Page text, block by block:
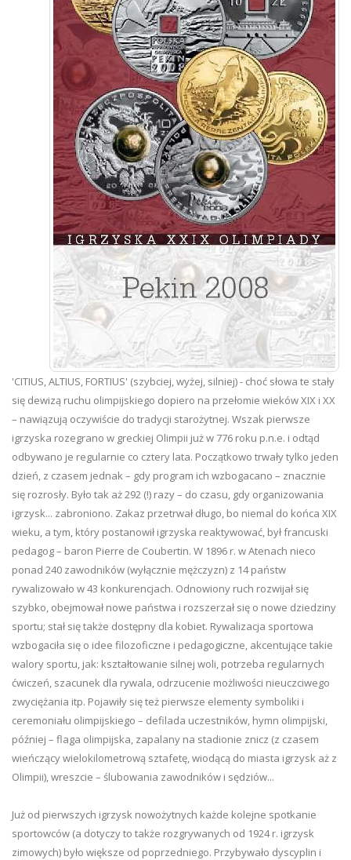
'CITIUS, ALTIUS, FORTIUS' (szybciej, wyżej, silniej) - choć słowa te stały
się dewizą ruchu olimpijskiego dopiero na przełomie wieków XIX i XX
– nawiązują oczywiście do tradycji starożytnej. Wszak pierwsze
igrzyska rozegrano w greckiej Olimpii już w 776 roku p.n.e. i odtąd
odbywano je regularnie co cztery lata. Początkowo trwały tylko jeden
dzień, z czasem jednak – gdy program ich wzbogacano – znacznie
się rozrosły. Było tak aż 292 (!) razy – do czasu, gdy organizowania
igrzysk... zabroniono. Zakaz przetrwał długo, bo niemal do końca XIX
wieku, a tym, który postanowił igrzyska reaktywować, był francuski
pedagog – baron Pierre de Coubertin. W 1896 r. w Atenach nieco
ponad 240 zawodników (wyłącznie mężczyzn) z 14 państw
rywalizowało w 43 konkurencjach. Odnowiony ruch rozwijał się
szybko, obejmował nowe państwa i rozszerzał się o nowe dziedziny
sportu; stał się także dostępny dla kobiet. Rywalizacja sportowa
wzbogaciła się o idee filozoficzne i pedagogiczne, akcentujące takie
walory sportu, jak: kształtowanie silnej woli, potrzeba regularnych
ćwiczeń, szacunek dla rywala, odrzucenie możliwości nieuczciwego
zwyciężania itp. Pojawiły się też pierwsze elementy symboliki i
ceremoniału olimpijskiego – defilada uczestników, hymn olimpijski,
później – flaga olimpijska, zapalany na stadionie znicz (z czasem
wieńczący wielokilometrową sztafetę, wiodącą do miasta igrzysk aż z
Olimpii), wreszcie – ślubowania zawodników i sędziów...
Już od pierwszych igrzysk nowożytnych każde kolejne spotkanie
sportowców (a dotyczy to także rozgrywanych od 1924 r. igrzysk
zimowych) było większe od poprzedniego. Przybywało dyscyplin i